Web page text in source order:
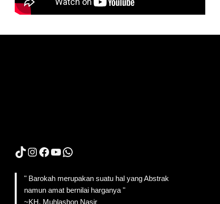
TikTok
Instagram
Facebook
YouTube
WhatsApp
" Barokah merupakan suatu hal yang Abstrak
namun amat bernilai harganya "
~KH. Muhlashon Nasir